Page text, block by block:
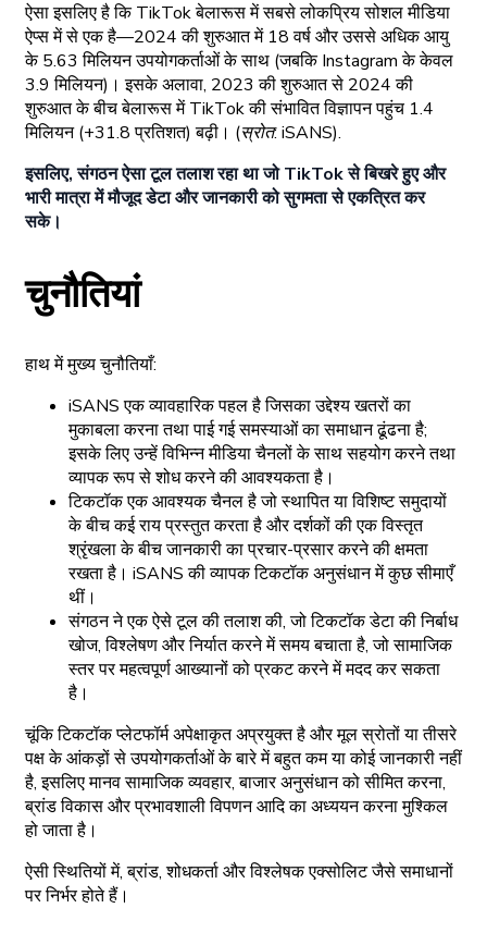
ऐसा इसलिए है कि TikTok बेलारूस में सबसे लोकप्रिय सोशल मीडिया
ऐप्स में से एक है—2024 की शुरुआत में 18 वर्ष और उससे अधिक आयु
के 5.63 मिलियन उपयोगकर्ताओं के साथ (जबकि Instagram के केवल
3.9 मिलियन)। इसके अलावा, 2023 की शुरुआत से 2024 की
शुरुआत के बीच बेलारूस में TikTok की संभावित विज्ञापन पहुंच 1.4
मिलियन (+31.8 प्रतिशत) बढ़ी। (स्रोत: iSANS).
इसलिए, संगठन ऐसा टूल तलाश रहा था जो TikTok से बिखरे हुए और
भारी मात्रा में मौजूद डेटा और जानकारी को सुगमता से एकत्रित कर
सके।
चुनौतियां
हाथ में मुख्य चुनौतियाँ:
iSANS एक व्यावहारिक पहल है जिसका उद्देश्य खतरों का
मुकाबला करना तथा पाई गई समस्याओं का समाधान ढूंढना है;
इसके लिए उन्हें विभिन्न मीडिया चैनलों के साथ सहयोग करने तथा
व्यापक रूप से शोध करने की आवश्यकता है।
टिकटॉक एक आवश्यक चैनल है जो स्थापित या विशिष्ट समुदायों
के बीच कई राय प्रस्तुत करता है और दर्शकों की एक विस्तृत
श्रृंखला के बीच जानकारी का प्रचार-प्रसार करने की क्षमता
रखता है। iSANS की व्यापक टिकटॉक अनुसंधान में कुछ सीमाएँ
थीं।
संगठन ने एक ऐसे टूल की तलाश की, जो टिकटॉक डेटा की निर्बाध
खोज, विश्लेषण और निर्यात करने में समय बचाता है, जो सामाजिक
स्तर पर महत्वपूर्ण आख्यानों को प्रकट करने में मदद कर सकता
है।
चूंकि टिकटॉक प्लेटफॉर्म अपेक्षाकृत अप्रयुक्त है और मूल स्रोतों या तीसरे
पक्ष के आंकड़ों से उपयोगकर्ताओं के बारे में बहुत कम या कोई जानकारी नहीं
है, इसलिए मानव सामाजिक व्यवहार, बाजार अनुसंधान को सीमित करना,
ब्रांड विकास और प्रभावशाली विपणन आदि का अध्ययन करना मुश्किल
हो जाता है।
ऐसी स्थितियों में, ब्रांड, शोधकर्ता और विश्लेषक एक्सोलिट जैसे समाधानों
पर निर्भर होते हैं।